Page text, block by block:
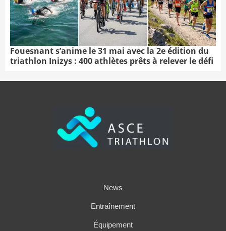
Fouesnant s’anime le 31 mai avec la 2e édition du
triathlon Inizys : 400 athlètes prêts à relever le défi
News
Entraînement
Équipement